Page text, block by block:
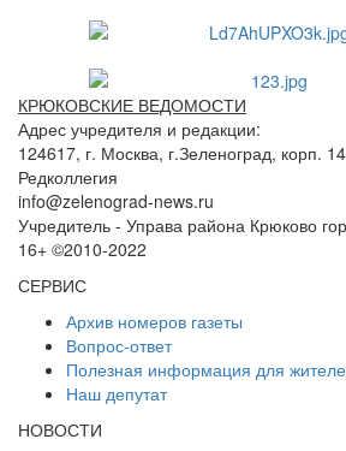
КРЮКОВСКИЕ ВЕДОМОСТИ
Адрес учредителя и редакции:
124617, г. Москва, г.Зеленоград, корп.
Редколлегия
info@zelenograd-news.ru
Учредитель - Управа района Крюково
16+ ©2010-2022
СЕРВИС
Архив номеров газеты
Вопрос-ответ
Полезная информация для
Наш депутат
НОВОСТИ